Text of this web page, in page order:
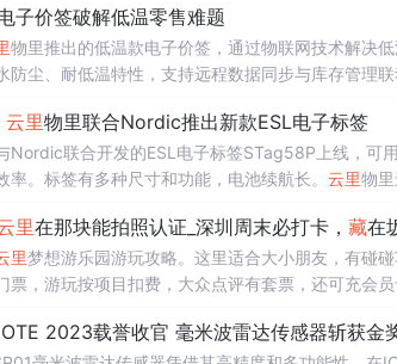
子价签破解低温零售难题
物里推出的低温款电子价签，通过物联网技术解决
防尘、耐低温特性，支持远程数据同步与库存管理
云里物里联合Nordic推出新款ESL电子标签
Nordic联合开发的ESL电子标签STag58P上线，可
率。标签有多种尺寸和功能，电池续航长。 云里物
里在那块能拍照认证_深圳周末必打卡， 藏在
里梦想游乐园游玩攻略。这里适合大小朋友，有碰
票，游玩按项目扣费，大众点评有套票，还可充会
2023载誉收官 毫米波雷达传感器斩获金